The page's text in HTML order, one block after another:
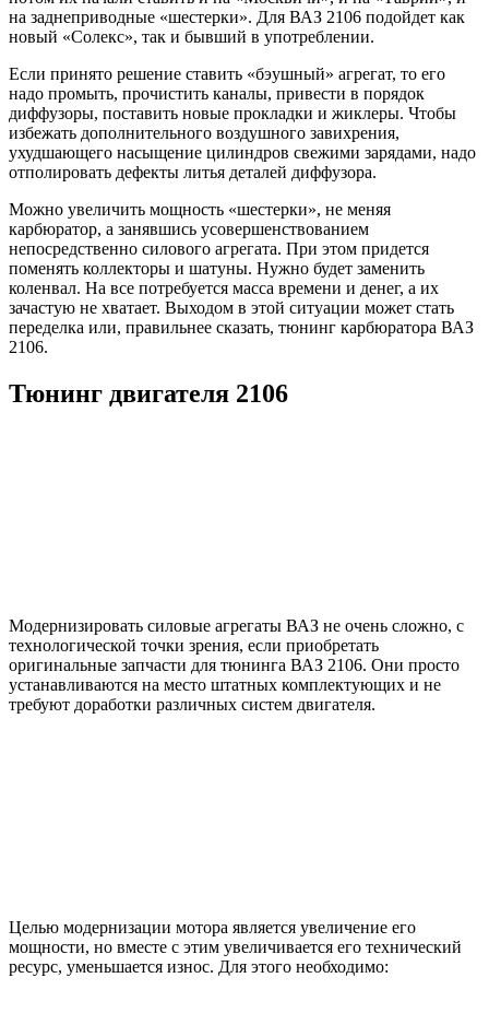
на заднеприводные «шестерки». Для ВАЗ 2106 подойдет как
новый «Солекс», так и бывший в употреблении.
Если принято решение ставить «бэушный» агрегат, то его
надо промыть, прочистить каналы, привести в порядок
диффузоры, поставить новые прокладки и жиклеры. Чтобы
избежать дополнительного воздушного завихрения,
ухудшающего насыщение цилиндров свежими зарядами, надо
отполировать дефекты литья деталей диффузора.
Можно увеличить мощность «шестерки», не меняя
карбюратор, а занявшись усовершенствованием
непосредственно силового агрегата. При этом придется
поменять коллекторы и шатуны. Нужно будет заменить
коленвал. На все потребуется масса времени и денег, а их
зачастую не хватает. Выходом в этой ситуации может стать
переделка или, правильнее сказать, тюнинг карбюратора ВАЗ
2106.
Тюнинг двигателя 2106
Модернизировать силовые агрегаты ВАЗ не очень сложно, с
технологической точки зрения, если приобретать
оригинальные запчасти для тюнинга ВАЗ 2106. Они просто
устанавливаются на место штатных комплектующих и не
требуют доработки различных систем двигателя.
Целью модернизации мотора является увеличение его
мощности, но вместе с этим увеличивается его технический
ресурс, уменьшается износ. Для этого необходимо: